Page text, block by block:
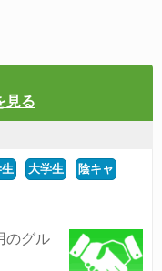
見る
大学生 陰キャ
のグル